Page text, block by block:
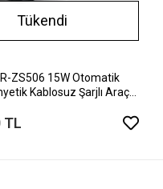
Tükendi
ZS506 15W Otomatik
Kablosuz Şarjlı Araç
TL